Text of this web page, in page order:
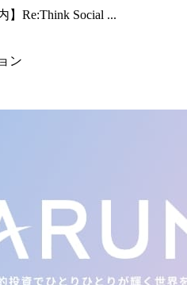
】Re:Think Social ...
ン